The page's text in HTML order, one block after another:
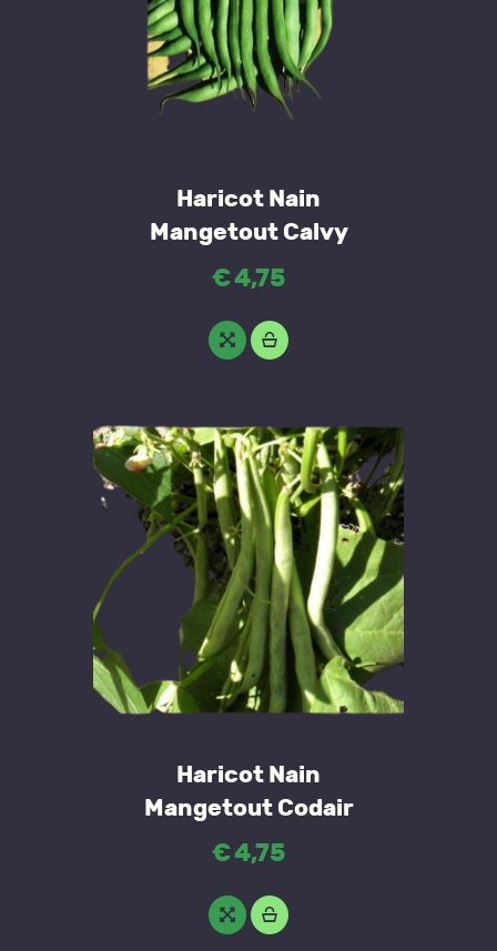
Haricot Nain
Mangetout Calvy
€4,75
Haricot Nain
Mangetout Codair
€4,75